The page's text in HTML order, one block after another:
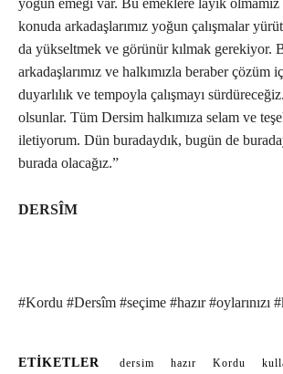
yoğun emeği var. Bu emeklere layık
konuda arkadaşlarımız yoğun çalışmalar
da yükseltmek ve görünür kılmak gerekiyor.
arkadaşlarımız ve halkımızla beraber çözüm
duyarlılık ve tempoyla çalışmayı
olsunlar. Tüm Dersim halkımıza selam ve
iletiyorum. Dün buradaydık, bugün de
burada olacağız.”
DERSÎM
#Kordu #Dersîm #seçime #hazır #oylarınızı
ETIKETLER dersim hazır Kordu